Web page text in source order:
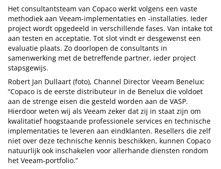
Het consultantsteam van Copaco werkt volgens een vaste
methodiek aan Veeam-implementaties en -installaties. Ieder
project wordt opgedeeld in verschillende fases. Van intake tot
aan testen en acceptatie. Tot slot vindt er desgewenst een
evaluatie plaats. Zo doorlopen de consultants in
samenwerking met de betreffende partner, ieder project
stapsgewijs.
Robert Jan Dullaart (foto), Channel Director Veeam Benelux:
“Copaco is de eerste distributeur in de Benelux die voldoet
aan de strenge eisen die gesteld worden aan de VASP.
Hierdoor weten wij als Veeam zeker dat zij in staat zijn om
kwalitatief hoogstaande professionele services en technische
implementaties te leveren aan eindklanten. Resellers die zelf
niet over deze technische kennis beschikken, kunnen Copaco
natuurlijk ook inschakelen voor allerhande diensten rondom
het Veeam-portfolio.”